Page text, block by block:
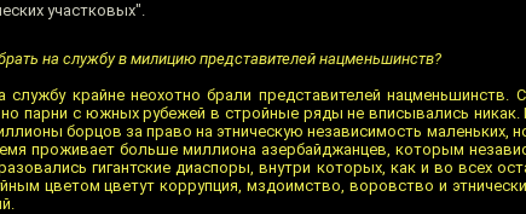
участковых".
на службу в милицию представителей нацменьшинств?
крайне неохотно брали представителей нацменьшинств.
парни с южных рубежей в стройные ряды не вписывались
борцов за право на этническую независимость маленьких,
проживает больше миллиона азербайджанцев, которым
гигантские диаспоры, внутри которых, как и во всех
цветом цветут коррупция, мздоимство, воровство и